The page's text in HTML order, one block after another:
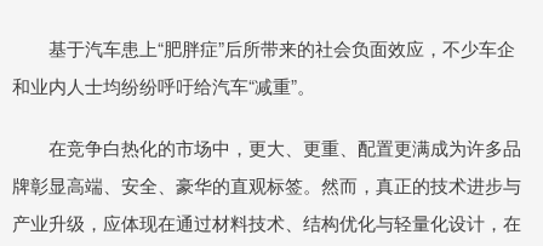
基于汽车患上“肥胖症”后所带来的社会负面效应，不少车企
和业内人士均纷纷呼吁给汽车“减重”。
在竞争白热化的市场中，更大、更重、配置更满成为许多品
牌彰显高端、安全、豪华的直观标签。然而，真正的技术进步与
产业升级，应体现在通过材料技术、结构优化与轻量化设计，在